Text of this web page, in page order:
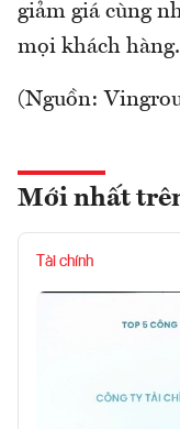
giảm giá cùng
mọi khách hàng.
(Nguồn:
Mới nhất
Tài chính